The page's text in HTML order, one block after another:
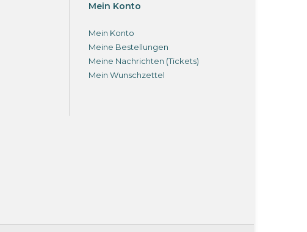
Mein Konto
Mein Konto
Meine Bestellungen
Meine Nachrichten (Tickets)
Mein Wunschzettel